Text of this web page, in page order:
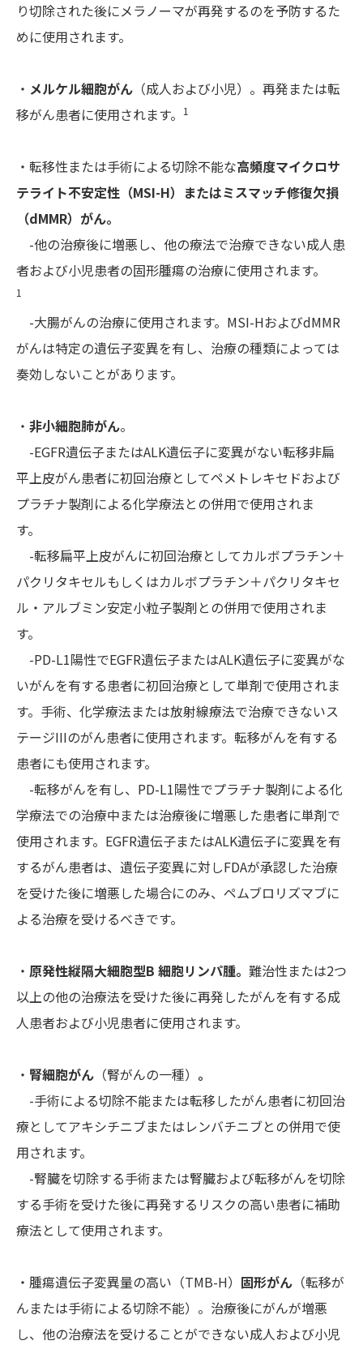
り切除された後にメラノーマが再発するのを予防するた
めに使用されます。
・ メルケル細胞がん （成人および小児）。再発または転
移がん患者に使用されます。
1
・転移性または手術による切除不能な高頻度マイクロサ
テライト不安定性（MSI-H）またはミスマッチ修復欠損
（dMMR）がん。
-他の治療後に増悪し、他の療法で治療できない成人患
者および小児患者の固形腫瘍の治療に使用されます。
1
-大腸がんの治療に使用されます。MSI-HおよびdMMR
がんは特定の遺伝子変異を有し、治療の種類によっては
奏効しないことがあります。
・ 非小細胞肺がん。
-EGFR遺伝子またはALK遺伝子に変異がない転移非扁
平上皮がん患者に初回治療としてペメトレキセドおよび
プラチナ製剤による化学療法との併用で使用されま
す。
-転移扁平上皮がんに初回治療としてカルボプラチン＋
パクリタキセルもしくはカルボプラチン＋パクリタキセ
ル・アルブミン安定小粒子製剤との併用で使用されま
す。
-PD-L1陽性でEGFR遺伝子またはALK遺伝子に変異がな
いがんを有する患者に初回治療として単剤で使用されま
す。手術、化学療法または放射線療法で治療できないス
テージIIIのがん患者に使用されます。転移がんを有する
患者にも使用されます。
-転移がんを有し、PD-L1陽性でプラチナ製剤による化
学療法での治療中または治療後に増悪した患者に単剤で
使用されます。EGFR遺伝子またはALK遺伝子に変異を有
するがん患者は、遺伝子変異に対しFDAが承認した治療
を受けた後に増悪した場合にのみ、ペムブロリズマブに
よる治療を受けるべきです。
・ 原発性縦隔大細胞型B 細胞リンパ腫。 難治性または2つ
以上の他の治療法を受けた後に再発したがんを有する成
人患者および小児患者に使用されます。
・ 腎細胞がん （腎がんの一種） 。
-手術による切除不能または転移したがん患者に初回治
療としてアキシチニブまたはレンバチニブとの併用で使
用されます。
-腎臓を切除する手術または腎臓および転移がんを切除
する手術を受けた後に再発するリスクの高い患者に補助
療法として使用されます。
・腫瘍遺伝子変異量の高い（TMB-H） 固形がん （転移が
んまたは手術による切除不能）。治療後にがんが増悪
し、他の治療法を受けることができない成人および小児